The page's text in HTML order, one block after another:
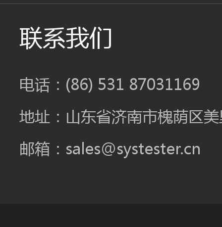
联系我们
电话：(86) 531 87031169
地址：山东省济南市槐荫区
邮箱：sales@systester.cn